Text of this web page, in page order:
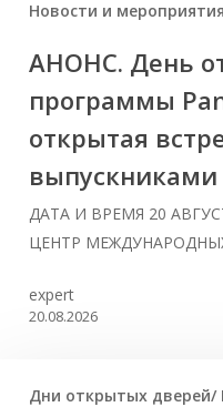
Новости и мероприятия
АНОНС. День
программы
открытая
ДАТА И ВРЕМЯ 20
ЦЕНТР
expert
20.08.2026
Дни открытых дверей/